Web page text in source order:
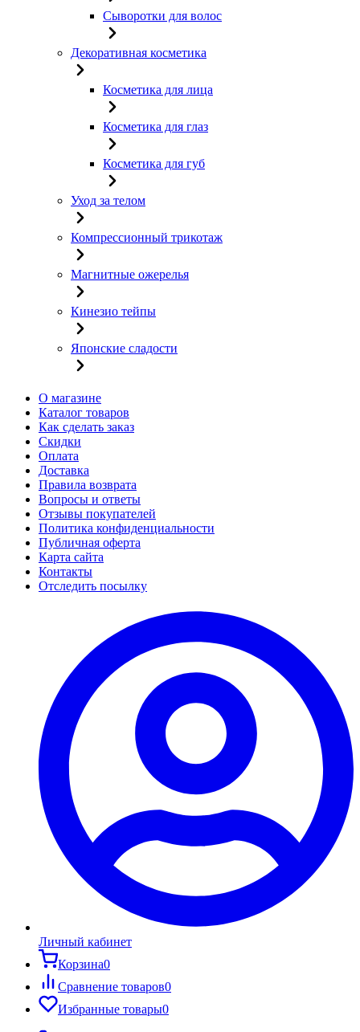
Сыворотки для волос
Декоративная косметика
Косметика для лица
Косметика для глаз
Косметика для губ
Уход за телом
Компрессионный трикотаж
Магнитные ожерелья
Кинезио тейпы
Японские сладости
О магазине
Каталог товаров
Как сделать заказ
Скидки
Оплата
Доставка
Правила возврата
Вопросы и ответы
Отзывы покупателей
Политика конфиденциальности
Публичная оферта
Карта сайта
Контакты
Отследить посылку
Личный кабинет
Корзина0
Сравнение товаров0
Избранные товары0